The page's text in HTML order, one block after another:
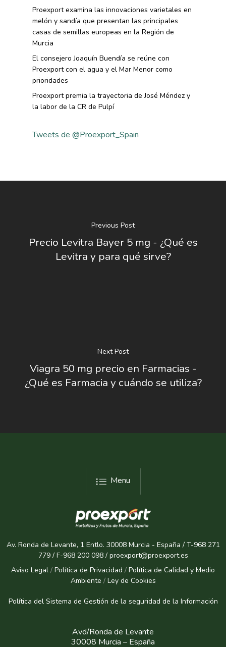
Proexport examina las innovaciones varietales en
melón y sandía que presentan las principales
casas de semillas europeas en la Región de
Murcia
El consejero Joaquín Buendía se reúne con
Proexport con el agua y el Mar Menor como
prioridades
Proexport premia la trayectoria de José Méndez y
la labor de la CR de Pulpí
Tweets de @Proexport_Spain
Previous Post
Precio Levitra Bayer 5 mg - ¿Qué es
Levitra y para qué sirve?
Next Post
Viagra 50 mg precio en Farmacias -
¿Qué es Farmacia y cuándo se utiliza?
Menu
Av. Ronda de Levante, 1 Entlo. 30008 Murcia - España / T-968 271
779 / F-968 200 098 / proexport@proexport.es
Aviso Legal / Política de Privacidad / Política de Calidad y Medio
Ambiente / Ley de Cookies
Política del Sistema de Gestión de la seguridad de la Información
Avd/Ronda de Levante
30008 Murcia – España